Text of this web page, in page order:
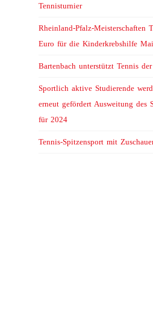
Tennisturnier
Rheinland-Pfalz-Meisterschaften
Euro für die Kinderkrebshilfe
Bartenbach unterstützt Tennis
Sportlich aktive Studierende
erneut gefördert Ausweitung des
für 2024
Tennis-Spitzensport mit